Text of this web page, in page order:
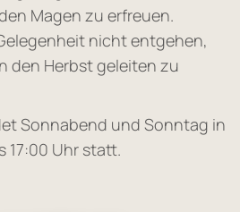
Magen zu erfreuen.
nicht entgehen,
den Herbst geleiten zu
Sonnabend und Sonntag in
17:00 Uhr statt.